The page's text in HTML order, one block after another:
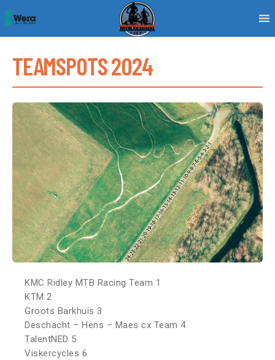
to
content
TEAMSPOTS 2024
KMC Ridley MTB Racing Team 1
KTM 2
Groots Barkhuis 3
Deschacht – Hens – Maes cx Team 4
TalentNED 5
Viskercycles 6